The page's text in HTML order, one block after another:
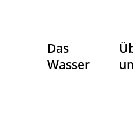
Das
Wasser